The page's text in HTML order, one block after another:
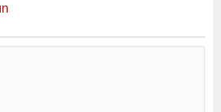
yapay zekanın bankacılık